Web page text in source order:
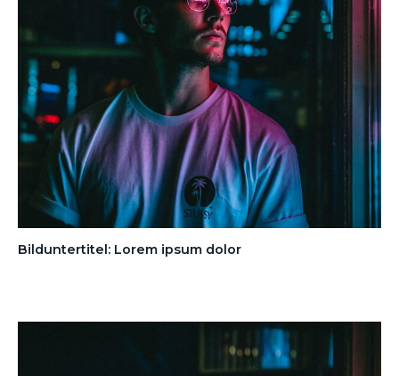
Bilduntertitel: Lorem ipsum dolor